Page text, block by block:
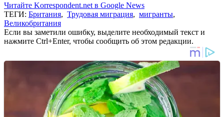
Читайте Korrespondent.net в Google News
ТЕГИ: Британия, Трудовая миграция, мигранты,
Великобритания
Если вы заметили ошибку, выделите необходимый текст и
нажмите Ctrl+Enter, чтобы сообщить об этом редакции.